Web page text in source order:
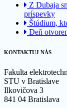
Z Dubaja
príspevky
Štúdium,
Deň
KONTAKTUJ NÁS
Fakulta
STU v Bratislave
Ilkovičova 3
841 04 Bratislava